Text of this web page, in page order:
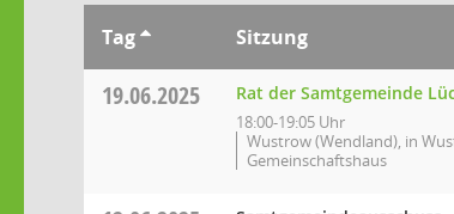
Tag Sitzung
19.06.2025 Rat der Samtgemeinde
18:00-19:05 Uhr
Wustrow (Wendland), in
Gemeinschaftshaus